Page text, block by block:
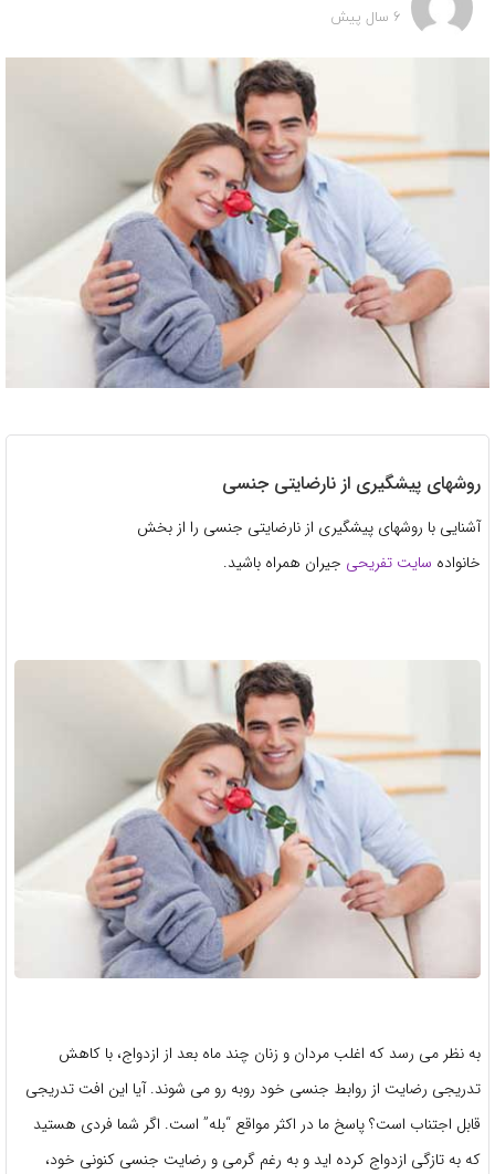
6 سال پیش
روشهای پیشگیری از نارضایتی جنسی
آشنایی با روشهای پیشگیری از نارضایتی جنسی را از بخش
خانواده سایت تفریحی جیران همراه باشید.
به نظر می رسد که اغلب مردان و زنان چند ماه بعد از ازدواج، با کاهش
تدریجی رضایت از روابط جنسی خود روبه رو می شوند. آیا این افت تدریجی
قابل اجتناب است؟ پاسخ ما در اکثر مواقع “بله” است. اگر شما فردی هستید
که به تازگی ازدواج کرده اید و به رغم گرمی و رضایت جنسی کنونی خود،